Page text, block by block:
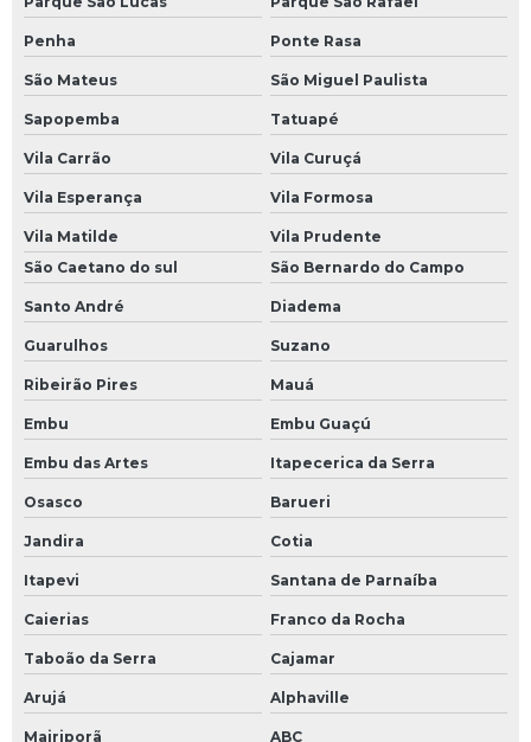
Penha Ponte Rasa
São Mateus São Miguel Paulista
Sapopemba Tatuapé
Vila Carrão Vila Curuçá
Vila Esperança Vila Formosa
Vila Matilde
Vila Prudente
São Caetano do sul
São Bernardo do Campo
Santo André Diadema
Guarulhos Suzano
Ribeirão Pires Mauá
Embu Embu Guaçú
Embu das Artes Itapecerica da Serra
Osasco Barueri
Jandira Cotia
Itapevi Santana de Parnaíba
Caierias Franco da Rocha
Taboão da Serra Cajamar
Arujá Alphaville
Mairiporã ABC